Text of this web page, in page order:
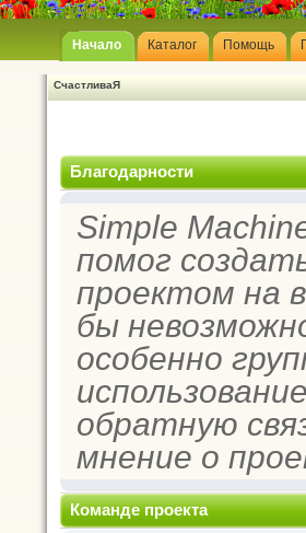
Начало Каталог Помощь
СчастливаЯ
Благодарности
Simple
помог
проектом на
бы
особенно
обратную
мнение о
Команде проекта